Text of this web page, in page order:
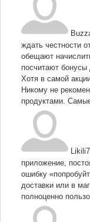
ждать честности
обещают
посчитают
Хотя в самой
Никому не
продуктами.
приложение,
ошибку
доставки или в
полноценно